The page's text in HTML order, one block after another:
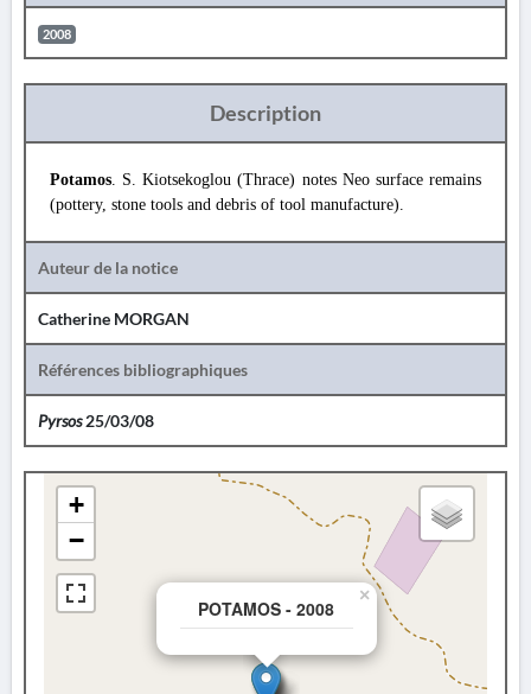
2008
Description
Potamos. S. Kiotsekoglou (Thrace) notes Neo surface remains
(pottery, stone tools and debris of tool manufacture).
Auteur de la notice
Catherine MORGAN
Références bibliographiques
Pyrsos25/03/08
POTAMOS - 2008
×
+
−